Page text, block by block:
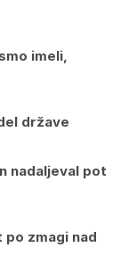
imeli,
države
nadaljeval pot
zmagi nad